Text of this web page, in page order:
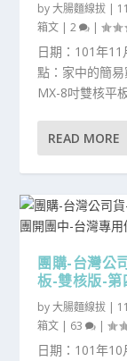
by大腸麵線拔 |
箱文 |2 |
日期：101年
點：家中的簡
MX-8吋雙核平
READ MORE
團購-台灣公
板-雙核版-第
by大腸麵線拔 |
箱文 | 63 |
日期：101年